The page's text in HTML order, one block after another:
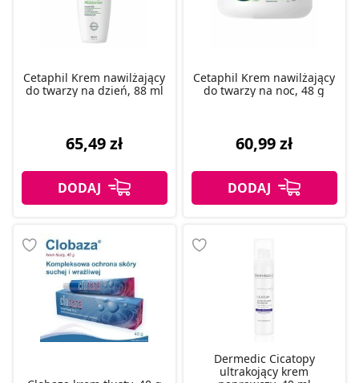
Cetaphil Krem nawilżający
do twarzy na dzień, 88 ml
65,49 zł
Cetaphil Krem nawilżający
do twarzy na noc, 48 g
60,99 zł
Dermedic Cicatopy
ultrakojący krem